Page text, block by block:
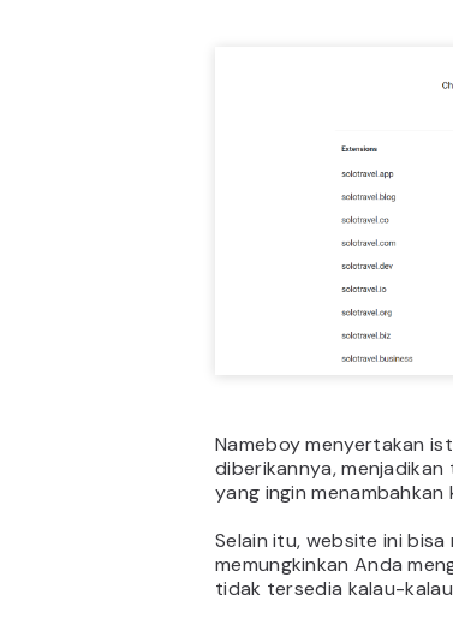
Nameboy menyertakan
diberikannya,
yang ingin
Selain itu, website ini
memungkinkan Anda
tidak tersedia kalau-